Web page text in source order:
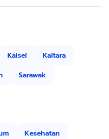
Kalsel
Kaltara
Sarawak
Kesehatan